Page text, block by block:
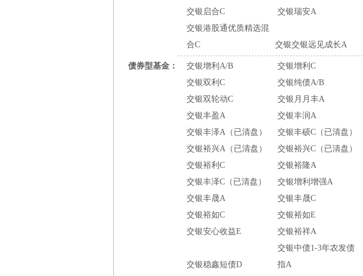
交银启合C 交银瑞安A
交银港股通优质精选混
合C
交银交银远见成长A
债券型基金： 交银增利A/B 交银增利C
交银双利C
交银纯债A/B
交银双轮动C
交银月月丰A
交银丰盈A
交银丰润A
交银丰泽A（已清盘）
交银丰硕C（已清盘）
交银裕兴A（已清盘）
交银裕兴C（已清盘）
交银裕利C
交银裕隆A
交银丰泽C（已清盘）
交银增利增强A
交银丰晟A
交银丰晟C
交银裕如C
交银裕如E
交银安心收益E
交银裕祥A
交银稳鑫短债D
交银中债1-3年农发债
指A